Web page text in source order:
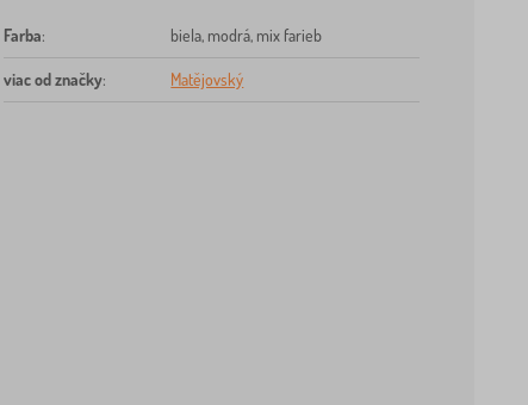
Farba: biela, modrá, mix farieb
viac od značky: Matějovský